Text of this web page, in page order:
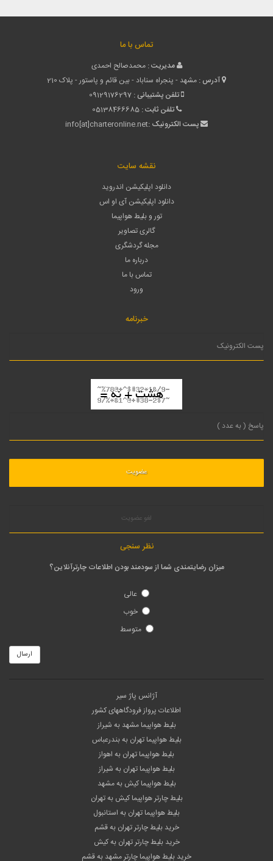
تماس با ما
مدیریت : محمدصالح احمدی
آدرس : مشهد - پنجراه سناباد - بین قائم و پاستور - پلاک 210
تلفن پشتیبانی : 09129176297
تلفن ثابت : 05138466685
پست الکترونیک :info[at]charteronline.net
نقشه سایت
دانلود اپلیکیشن اندروید
دانلود اپلیکیشن آی او اس
تور و بلیط هواپیما
گالری تصاویر
مجله گردشگری
درباره ما
تماس با ما
ورود
خبرنامه
لغو عضویت
نظر سنجی
میزان رضایتمندی شما از سودمند بودن اطلاعات چارترآنلاین؟
عالی
خوب
متوسط
ارسال
آژانس پاژ سیر
اطلاعات پرواز فرودگاههای کشور
بلیط هواپیما مشهد به شیراز
بلیط هواپیما تهران به بندرعباس
بلیط هواپیما تهران به اهواز
بلیط هواپیما تهران به شیراز
بلیط هواپیما کیش به مشهد
بلیط چارتر هواپیما کیش به تهران
بلیط هواپیما تهران به استانبول
خرید بلیط چارتر تهران به قشم
خرید بلیط چارتر تهران به کیش
خرید بلیط هواپیما چارتر مشهد به قشم